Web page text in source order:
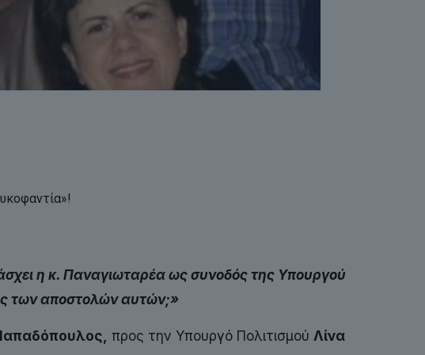
η κ. Παναγιωταρέα ως συνοδός της Υπουργού
των αποστολών αυτών;»
προς την Υπουργό ΠολιτισμούΛίνα